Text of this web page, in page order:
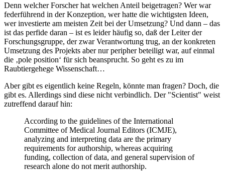
Denn welcher Forscher hat welchen Anteil beigetragen? Wer war
federführend in der Konzeption, wer hatte die wichtigsten Ideen,
wer investierte am meisten Zeit bei der Umsetzung? Und dann – das
ist das perfide daran – ist es leider häufig so, daß der Leiter der
Forschungsgruppe, der zwar Verantwortung trug, an der konkreten
Umsetzung des Projekts aber nur peripher beteiligt war, auf einmal
die ‚pole position‘ für sich beansprucht. So geht es zu im
Raubtiergehege Wissenschaft…
Aber gibt es eigentlich keine Regeln, könnte man fragen? Doch, die
gibt es. Allerdings sind diese nicht verbindlich. Der "Scientist" weist
zutreffend darauf hin:
According to the guidelines of the International
Committee of Medical Journal Editors (ICMJE),
analyzing and interpreting data are the primary
requirements for authorship, whereas acquiring
funding, collection of data, and general supervision of
research alone do not merit authorship.